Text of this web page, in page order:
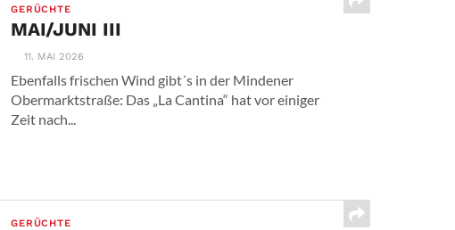
GERÜCHTE
MAI/JUNI III
11. MAI 2026
Ebenfalls frischen Wind gibt´s in der Mindener
Obermarktstraße: Das „La Cantina“ hat vor einiger
Zeit nach...
GERÜCHTE